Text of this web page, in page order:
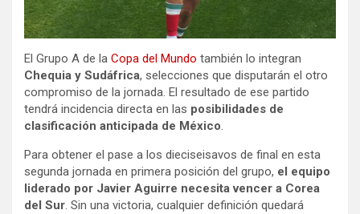
El Grupo A de la Copa del Mundo también lo integran
Chequia y Sudáfrica, selecciones que disputarán el otro
compromiso de la jornada. El resultado de ese partido
tendrá incidencia directa en las posibilidades de
clasificación anticipada de México.
Para obtener el pase a los dieciseisavos de final en esta
segunda jornada en primera posición del grupo, el equipo
liderado por Javier Aguirre necesita vencer a Corea
del Sur. Sin una victoria, cualquier definición quedará